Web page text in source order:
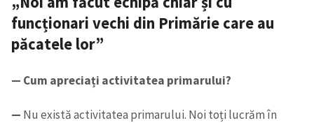
funcționari vechi din Primărie care au
păcatele lor”
— Cum apreciați activitatea primarului?
— Nu există activitatea primarului. Noi toți lucrăm în